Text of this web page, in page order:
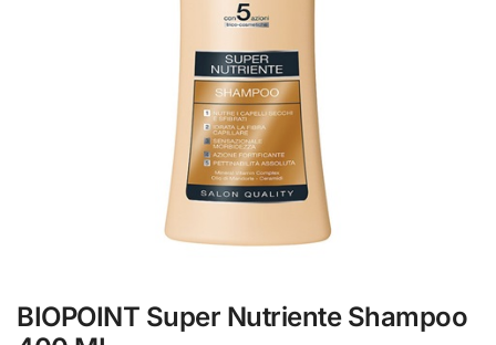
BIOPOINT Super Nutriente Shampoo